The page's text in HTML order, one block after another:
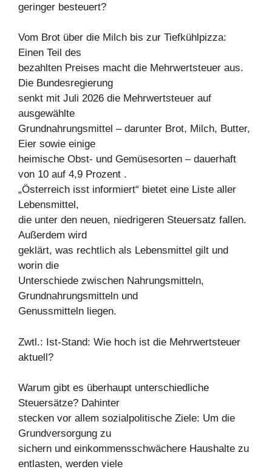
geringer besteuert?
Vom Brot über die Milch bis zur Tiefkühlpizza:
Einen Teil des
bezahlten Preises macht die Mehrwertsteuer aus.
Die Bundesregierung
senkt mit Juli 2026 die Mehrwertsteuer auf
ausgewählte
Grundnahrungsmittel – darunter Brot, Milch, Butter,
Eier sowie einige
heimische Obst- und Gemüsesorten – dauerhaft
von 10 auf 4,9 Prozent .
„Österreich isst informiert“ bietet eine Liste aller
Lebensmittel,
die unter den neuen, niedrigeren Steuersatz fallen.
Außerdem wird
geklärt, was rechtlich als Lebensmittel gilt und
worin die
Unterschiede zwischen Nahrungsmitteln,
Grundnahrungsmitteln und
Genussmitteln liegen.
Zwtl.: Ist-Stand: Wie hoch ist die Mehrwertsteuer
aktuell?
Warum gibt es überhaupt unterschiedliche
Steuersätze? Dahinter
stecken vor allem sozialpolitische Ziele: Um die
Grundversorgung zu
sichern und einkommensschwächere Haushalte zu
entlasten, werden viele